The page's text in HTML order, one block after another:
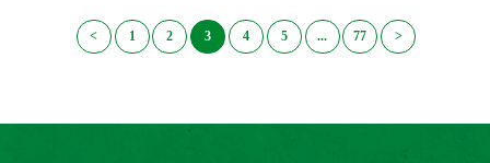
< 1 2 3 4 5 ... 77 >